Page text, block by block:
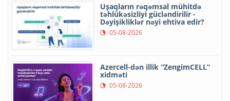
Uşaqların rəqəmsal mühitdə
təhlükəsizliyi gücləndirilir -
Dəyişikliklər nəyi ehtiva edir?
05-08-2026
Azercell-dən illik “ZengimCELL”
xidməti
05-08-2026